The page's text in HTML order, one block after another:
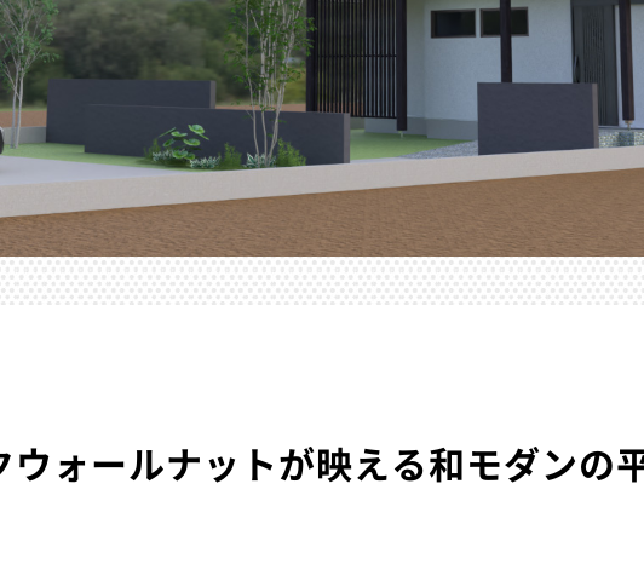
ウォールナットが映える和モダンの